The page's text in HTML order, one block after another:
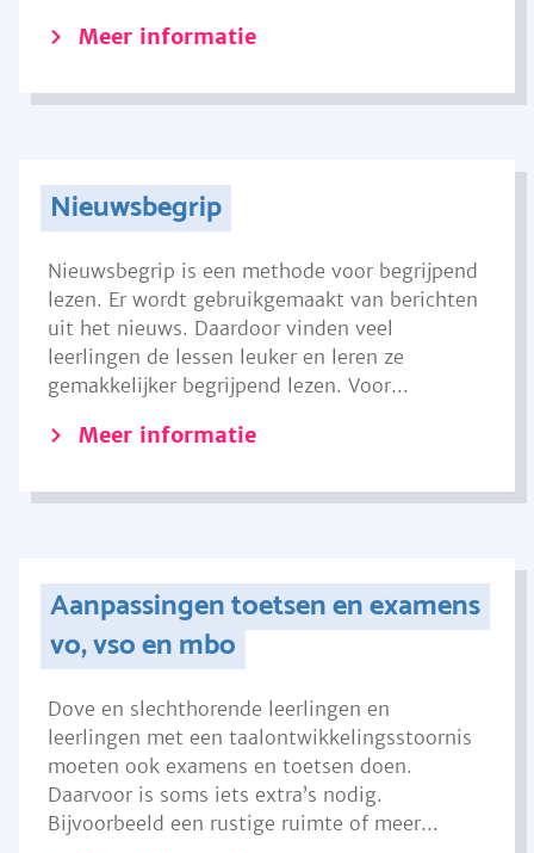
Meer informatie
Nieuwsbegrip
Nieuwsbegrip is een methode voor begrijpend
lezen. Er wordt gebruikgemaakt van berichten
uit het nieuws. Daardoor vinden veel
leerlingen de lessen leuker en leren ze
gemakkelijker begrijpend lezen. Voor...
Meer informatie
Aanpassingen toetsen en examens
vo, vso en mbo
Dove en slechthorende leerlingen en
leerlingen met een taalontwikkelingsstoornis
moeten ook examens en toetsen doen.
Daarvoor is soms iets extra’s nodig.
Bijvoorbeeld een rustige ruimte of meer...